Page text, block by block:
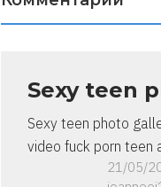
Sexy teen
Sexy teen photo
video fuck porn teen
21/05/